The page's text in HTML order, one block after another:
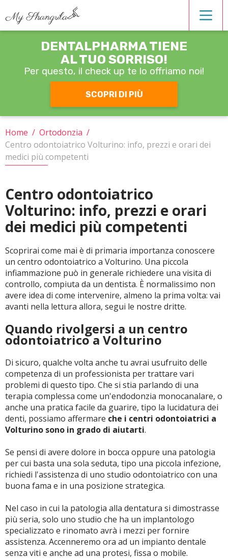
Estetica dentale
Operatori
Ortodonzia
Protesi
CERCA
DENTALPHARMA TIENE
AL TUO SORRISO!
Per questo, il check up te lo offriamo noi!
SCOPRI DI PIÙ
Home / Ortodonzia /
Centro odontoiatrico Volturino: info, prezzi e orari dei
medici più competenti
Centro odontoiatrico
Volturino: info, prezzi e orari
dei medici più competenti
Scoprirai come mai è di primaria importanza conoscere
un centro odontoiatrico a Volturino. Una piccola
infiammazione può in generale richiedere una visita di
controllo, compiuta da un dentista. È normalissimo non
avere idea di come intervenire, almeno la prima volta: vai
avanti nella lettura allora, segui le nostre dritte.
Quando rivolgersi a un centro
odontoiatrico a Volturino
Di sicuro, qualche volta anche tu avrai usufruito delle
competenza di un professionista per trattare vari
problemi di questo tipo. Che si stia parlando di una
terapia complessa come un'endodonzia monocanalare, o
anche una pratica facile da guarire, tipo la lucidatura dei
denti, possiamo affermare che i centri odontoiatrici a
Volturino sono in grado di aiutarti.
Se pensi di avere dolore in bocca oppure una patologia
per cui basta una sola seduta, tipo una piccola infezione,
richiedi l'assistenza di uno studio odontoiatrico con una
buona fama e in una posizione strategica.
Nel caso in cui la patologia alla dentatura si dimostrasse
più seria, solo uno studio che ha un implantologo
specializzato e rinomato avrà i mezzi per fornire
assistenza. Accenneremo ora ad un impianto dentale
senza viti e anche ad una protesi, fissa o mobile.